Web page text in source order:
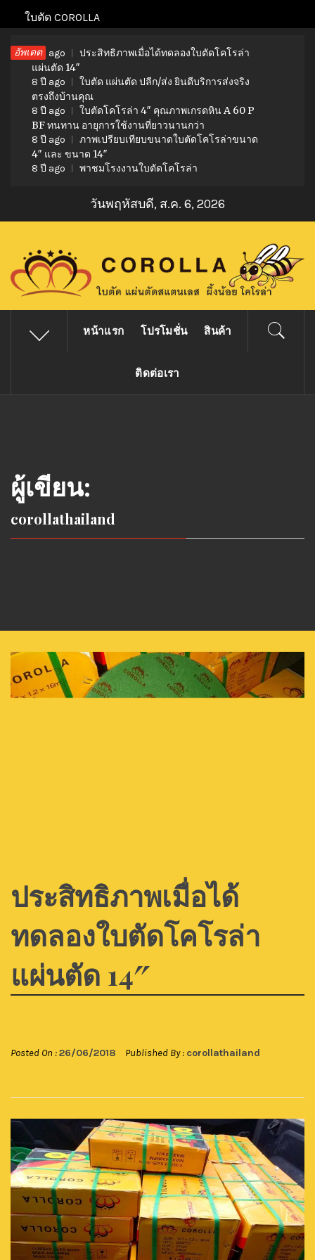
Skip
to
content
ใบตัด COROLLA
อัพเดต8 ปี ago
ประสิทธิภาพเมื่อได้ทดลองใบตัดโคโรล่า
แผ่นตัด 14″
8 ปี ago
ใบตัด แผ่นตัด ปลีก/ส่ง ยินดีบริการส่งจริง
ตรงถึงบ้านคุณ
8 ปี ago
ใบตัดโคโรล่า 4″ คุณภาพเกรดหิน A 60 P
BF ทนทาน อายุการใช้งานที่ยาวนานกว่า
8 ปี ago
ภาพเปรียบเทียบขนาดใบตัดโคโรล่าขนาด
4″ และ ขนาด 14″
8 ปี ago พาชมโรงงานใบตัดโคโรล่า
วันพฤหัสบดี, ส.ค. 6, 2026
ใบตัดโคโรล่า
ใบตัด แผ่นตัด ผึ้งน้อย COROLLA ใบตัดสแตนเลส
หน้าแรก โปรโมชั่น สินค้า
ติดต่อเรา
ผู้เขียน:
corollathailand
ประสิทธิภาพเมื่อได้
ทดลองใบตัดโคโรล่า
แผ่นตัด 14″
Posted On :26/06/2018 Published By : corollathailand